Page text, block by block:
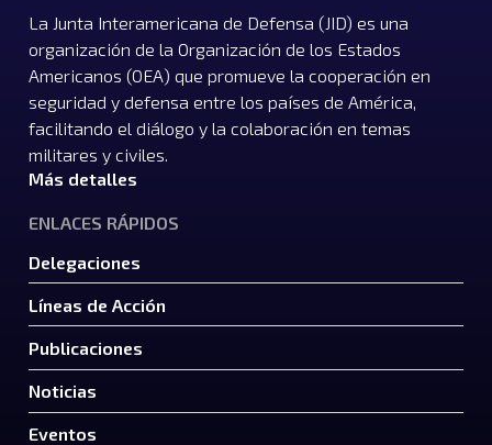
La Junta Interamericana de Defensa (JID) es una
organización de la Organización de los Estados
Americanos (OEA) que promueve la cooperación en
seguridad y defensa entre los países de América,
facilitando el diálogo y la colaboración en temas
militares y civiles.
Más detalles
ENLACES RÁPIDOS
Delegaciones
Líneas de Acción
Publicaciones
Noticias
Eventos